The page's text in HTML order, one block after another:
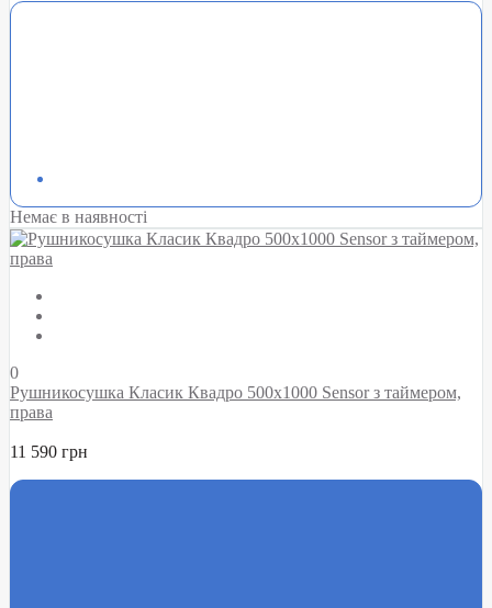
Немає в наявності
0
Рушникосушка Класик Квадро 500х1000 Sensor з таймером,
права
11 590 грн